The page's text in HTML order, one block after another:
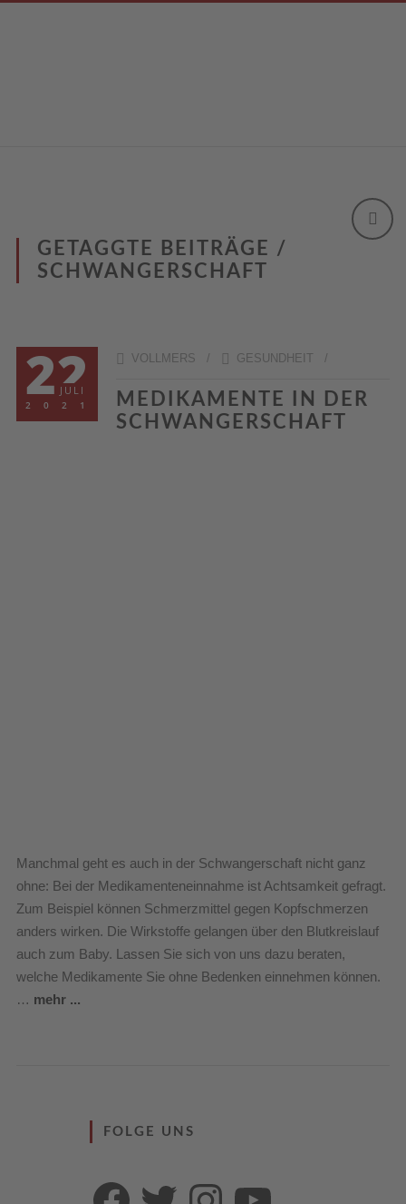
GETAGGTE BEITRÄGE /
SCHWANGERSCHAFT
22
JULI
2021
VOLLMERS / GESUNDHEIT /
MEDIKAMENTE IN DER
SCHWANGERSCHAFT
Manchmal geht es auch in der Schwangerschaft nicht ganz
ohne: Bei der Medikamenteneinnahme ist Achtsamkeit gefragt.
Zum Beispiel können Schmerzmittel gegen Kopfschmerzen
anders wirken. Die Wirkstoffe gelangen über den Blutkreislauf
auch zum Baby. Lassen Sie sich von uns dazu beraten,
welche Medikamente Sie ohne Bedenken einnehmen können.
… mehr ...
FOLGE UNS
FacebookTwitter Instagram